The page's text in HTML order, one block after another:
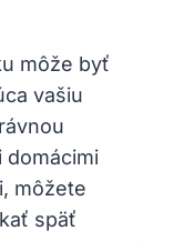
môže byť
vašiu
domácimi
môžete
späť